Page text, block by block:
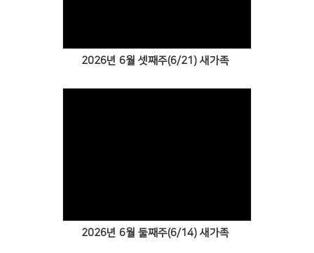
2026년 6월 셋째주(6/21) 새가족
2026년 6월 둘째주(6/14) 새가족